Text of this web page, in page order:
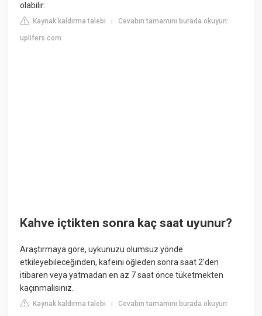
olabilir.
Kaynak kaldırma talebi |Cevabın tamamını burada okuyun:
uplifers.com
Kahve içtikten sonra kaç saat uyunur?
Araştırmaya göre, uykunuzu olumsuz yönde
etkileyebileceğinden, kafeini öğleden sonra saat 2'den
itibaren veya yatmadan en az 7 saat önce tüketmekten
kaçınmalısınız.
Kaynak kaldırma talebi |Cevabın tamamını burada okuyun: